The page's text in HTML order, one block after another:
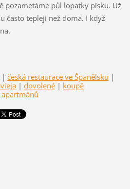
pozametáme půl lopatky písku. Už
často tepleji než doma. I když
| česká restaurace ve Španělsku |
| dovolené | koupě